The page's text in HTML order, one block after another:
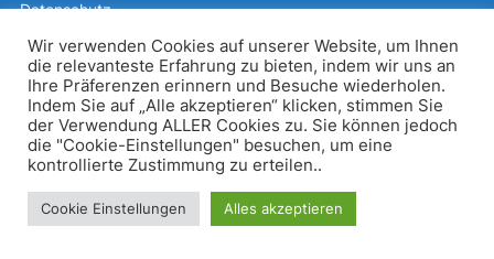
Datenschutz
Inspiro WordPress Theme von WPZOOM
Wir verwenden Cookies auf unserer Website, um Ihnen
die relevanteste Erfahrung zu bieten, indem wir uns an
Ihre Präferenzen erinnern und Besuche wiederholen.
Indem Sie auf „Alle akzeptieren“ klicken, stimmen Sie
der Verwendung ALLER Cookies zu. Sie können jedoch
die "Cookie-Einstellungen" besuchen, um eine
kontrollierte Zustimmung zu erteilen..
Cookie Einstellungen Alles akzeptieren